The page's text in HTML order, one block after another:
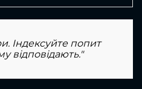
. Індексуйте попит
відповідають."